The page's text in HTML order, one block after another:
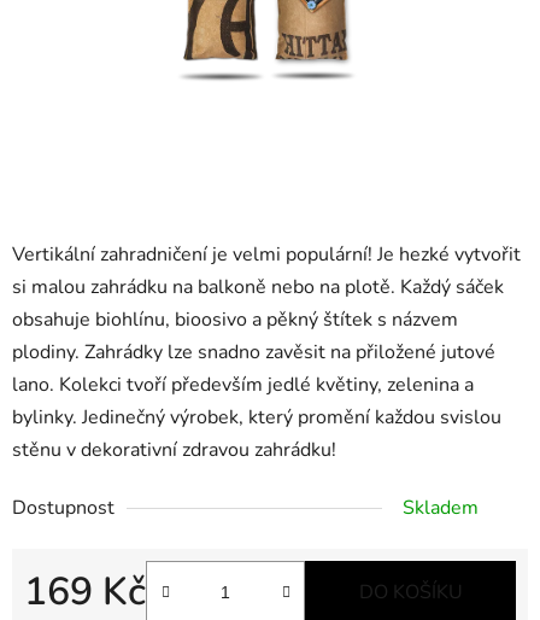
Vertikální zahradničení je velmi populární! Je hezké vytvořit
si malou zahrádku na balkoně nebo na plotě. Každý sáček
obsahuje biohlínu, bioosivo a pěkný štítek s názvem
plodiny. Zahrádky lze snadno zavěsit na přiložené jutové
lano. Kolekci tvoří především jedlé květiny, zelenina a
bylinky. Jedinečný výrobek, který promění každou svislou
stěnu v dekorativní zdravou zahrádku!
Dostupnost Skladem
169 Kč DO KOŠÍKU